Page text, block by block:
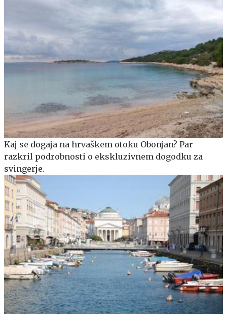
Kaj se dogaja na hrvaškem otoku Obonjan? Par
razkril podrobnosti o ekskluzivnem dogodku za
svingerje.